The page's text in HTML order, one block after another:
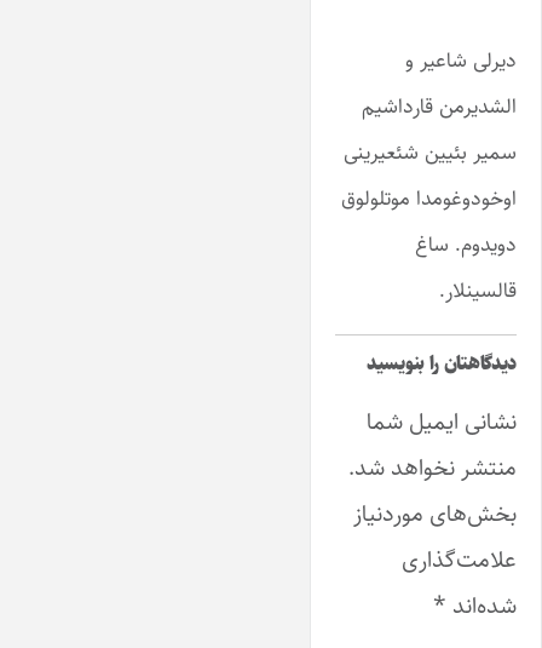
دیرلی شاعیر و
الشدیرمن قارداشیم
سمیر بئیین شئعیرینی
اوخودوغومدا موتلولوق
دویدوم. ساغ
قالسینلار.
دیدگاهتان را بنویسید
نشانی ایمیل شما
منتشر نخواهد شد.
بخش‌های موردنیاز
علامت‌گذاری
شده‌اند *